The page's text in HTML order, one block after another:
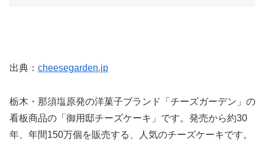
出典： cheesegarden.jp
栃木・那須塩原発の洋菓子ブランド「チーズガーデン」の
看板商品の「御用邸チーズケーキ」です。発売から約30
年、年間150万個を販売する、人気のチーズケーキです。